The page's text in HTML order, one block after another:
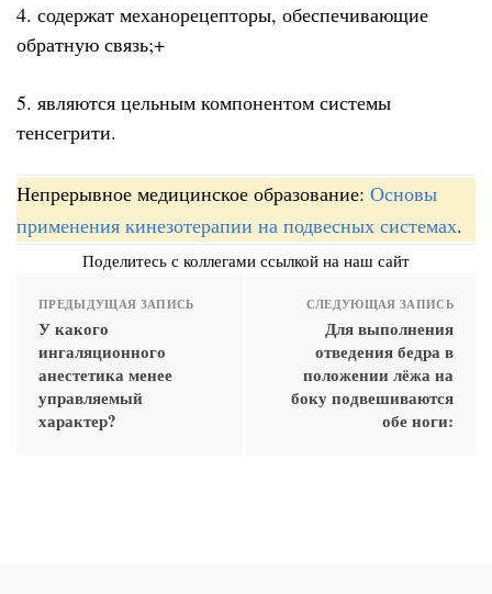
4. содержат механорецепторы, обеспечивающие
обратную связь;+
5. являются цельным компонентом системы
тенсегрити.
Непрерывное медицинское образование: Основы
применения кинезотерапии на подвесных системах.
Поделитесь с коллегами ссылкой на наш сайт
ПРЕДЫДУЩАЯ ЗАПИСЬ
У какого
ингаляционного
анестетика менее
управляемый
характер?
СЛЕДУЮЩАЯ ЗАПИСЬ
Для выполнения
отведения бедра в
положении лёжа на
боку подвешиваются
обе ноги: